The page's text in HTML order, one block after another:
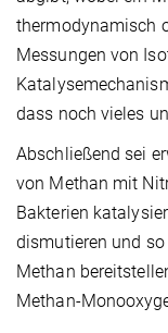
thermodynamisch
Messungen von
dass noch vieles
Abschließend sei
von Methan mit
Bakterien
dismutieren und
Methan
Methan-